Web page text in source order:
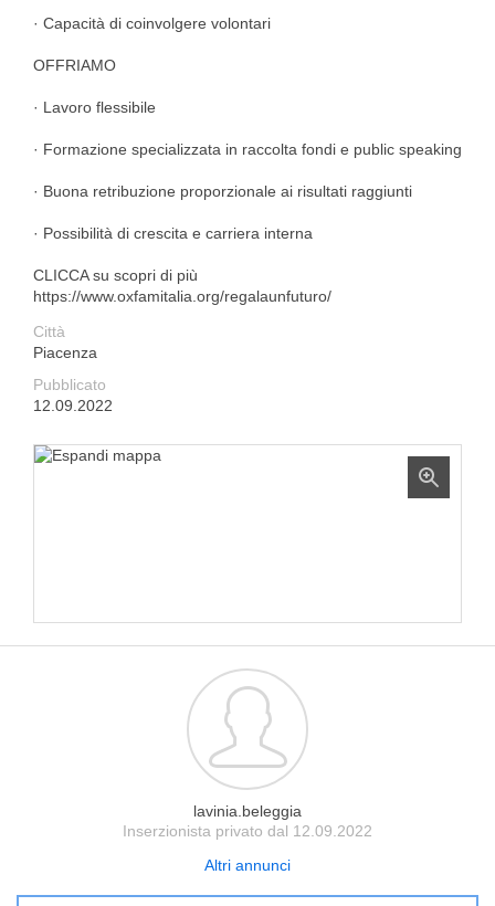
· Capacità di coinvolgere volontari
OFFRIAMO
· Lavoro flessibile
· Formazione specializzata in raccolta fondi e public speaking
· Buona retribuzione proporzionale ai risultati raggiunti
· Possibilità di crescita e carriera interna
CLICCA su scopri di più
https://www.oxfamitalia.org/regalaunfuturo/
Città
Piacenza
Pubblicato
12.09.2022
lavinia.beleggia
Inserzionista privato dal 12.09.2022
Altri annunci